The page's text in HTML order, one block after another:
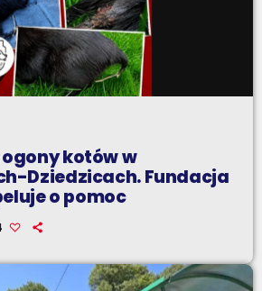
kotów w
Dziedzicach. Fundacja
o pomoc